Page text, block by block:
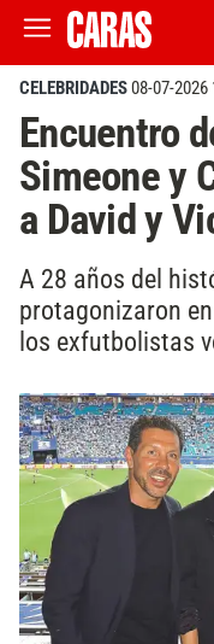
CELEBRIDADES08-07-2026
Encuentro
Simeone y
a David y
A 28 años del
protagonizaron
los exfutbolistas